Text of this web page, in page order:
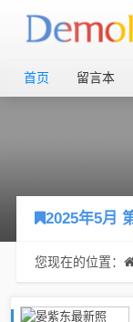
首页 留言本
2025年5月
您现在的位置：